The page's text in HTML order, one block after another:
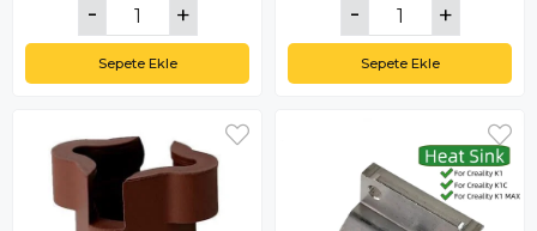
Sepete Ekle Sepete Ekle